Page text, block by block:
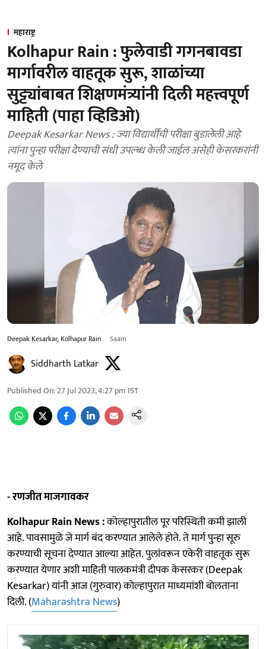
महाराष्ट्र
Kolhapur Rain : फुलेवाडी गगनबावडा
मार्गावरील वाहतूक सुरू, शाळांच्या
सुट्ट्यांबाबत शिक्षणमंत्र्यांनी दिली महत्त्वपूर्ण
माहिती (पाहा व्हिडिओ)
Deepak Kesarkar News : ज्या विद्यार्थींची परीक्षा बुडालेली आहे
त्यांना पुन्हा परीक्षा देण्याची संधी उपल्ब्ध केली जाईल असेही केसरकरांनी
नमूद केले
Deepak Kesarkar, Kolhapur Rain Saam
Siddharth Latkar
Published On:27 Jul 2023, 4:27 pm IST
- रणजीत माजगावकर
Kolhapur Rain News :कोल्हापुरातील पूर परिस्थिती कमी झाली
आहे. पावसामुळे जे मार्ग बंद करण्यात आलेले हाेते. ते मार्ग पुन्हा सूरु
करण्याची सूचना देण्यात आल्या आहेत. पुलांवरून एकेरी वाहतूक सुरू
करण्यात येणार अशी माहिती पालकमंत्री दीपक केसरकर (Deepak
Kesarkar) यांनी आज (गुरुवार) काेल्हापुरात माध्यमांशी बाेलताना
दिली. (Maharashtra News)